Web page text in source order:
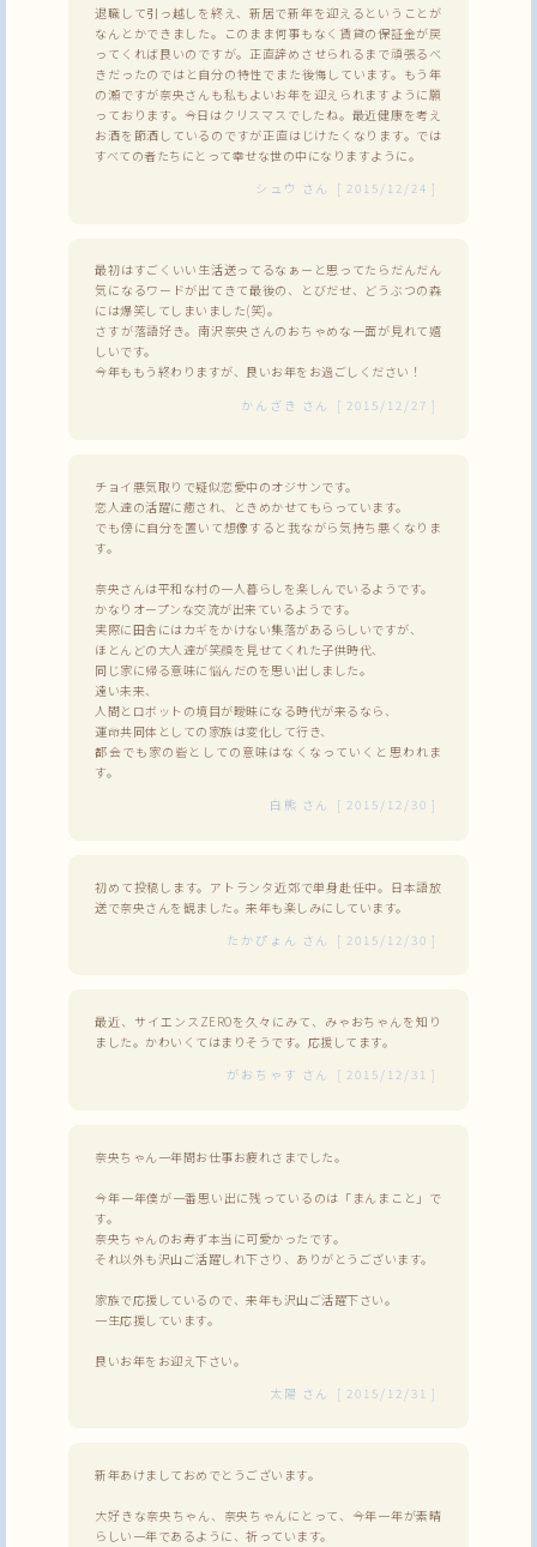
退職して引っ越しを終え、新居で新年を迎えるということが
なんとかできました。このまま何事もなく賃貸の保証金が戻
ってくれば良いのですが。正直辞めさせられるまで頑張るべ
きだったのではと自分の特性でまた後悔しています。もう年
の瀬ですが奈央さんも私もよいお年を迎えられますように願
っております。今日はクリスマスでしたね。最近健康を考え
お酒を節酒しているのですが正直はじけたくなります。では
すべての者たちにとって幸せな世の中になりますように。
シュウ さん [ 2015/12/24 ]
最初はすごくいい生活送ってるなぁーと思ってたらだんだん
気になるワードが出てきて最後の、とびだせ、どうぶつの森
には爆笑してしまいました(笑)。
さすが落語好き。南沢奈央さんのおちゃめな一面が見れて嬉
しいです。
今年ももう終わりますが、良いお年をお過ごしください！
かんざき さん [ 2015/12/27 ]
チョイ悪気取りで疑似恋愛中のオジサンです。
恋人達の活躍に癒され、ときめかせてもらっています。
でも傍に自分を置いて想像すると我ながら気持ち悪くなりま
す。
奈央さんは平和な村の一人暮らしを楽しんでいるようです。
かなりオープンな交流が出来ているようです。
実際に田舎にはカギをかけない集落があるらしいですが、
ほとんどの大人達が笑顔を見せてくれた子供時代、
同じ家に帰る意味に悩んだのを思い出しました。
遠い未来、
人間とロボットの境目が曖昧になる時代が来るなら、
運命共同体としての家族は変化して行き、
都会でも家の砦としての意味はなくなっていくと思われま
す。
白熊 さん [ 2015/12/30 ]
初めて投稿します。アトランタ近郊で単身赴任中。日本語放
送で奈央さんを観ました。来年も楽しみにしています。
たかぴょん さん [ 2015/12/30 ]
最近、サイエンスZEROを久々にみて、みゃおちゃんを知り
ました。かわいくてはまりそうです。応援してます。
がおちゃす さん [ 2015/12/31 ]
奈央ちゃん一年間お仕事お疲れさまでした。
今年一年僕が一番思い出に残っているのは「まんまこと」で
す。
奈央ちゃんのお寿ず本当に可愛かったです。
それ以外も沢山ご活躍しれ下さり、ありがとうございます。
家族で応援しているので、来年も沢山ご活躍下さい。
一生応援しています。
良いお年をお迎え下さい。
太陽 さん [ 2015/12/31 ]
新年あけましておめでとうございます。
大好きな奈央ちゃん、奈央ちゃんにとって、今年一年が素晴
らしい一年であるように、祈っています。